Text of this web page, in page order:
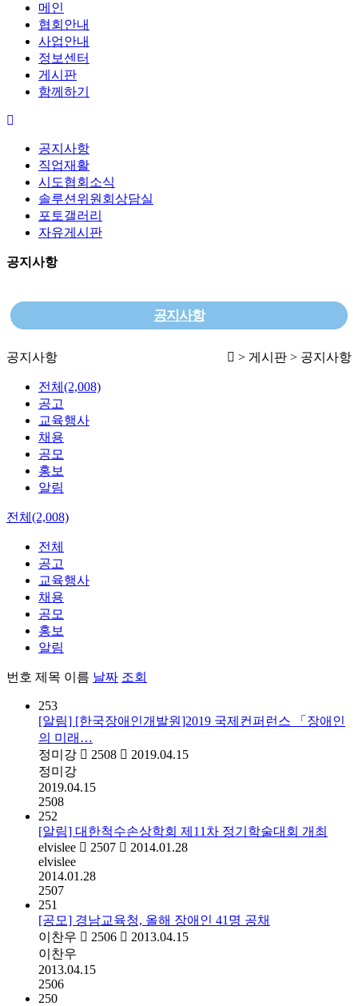
메인
협회안내
사업안내
정보센터
게시판
함께하기
공지사항
직업재활
시도협회소식
솔루션위원회상담실
포토갤러리
자유게시판
공지사항
공지사항
> 게시판 > 공지사항
공지사항
전체(2,008)
공고
교육행사
채용
공모
홍보
알림
전체(2,008)
전체
공고
교육행사
채용
공모
홍보
알림
번호 제목 이름 날짜 조회
253
[알림] [한국장애인개발원]2019 국제컨퍼런스 「장애인
의 미래…
정미강
2508
2019.04.15
정미강
2019.04.15
2508
252
[알림] 대한척수손상학회 제11차 정기학술대회 개최
elvislee
2507
2014.01.28
elvislee
2014.01.28
2507
251
[공모] 경남교육청, 올해 장애인 41명 공채
이찬우
2506
2013.04.15
이찬우
2013.04.15
2506
250